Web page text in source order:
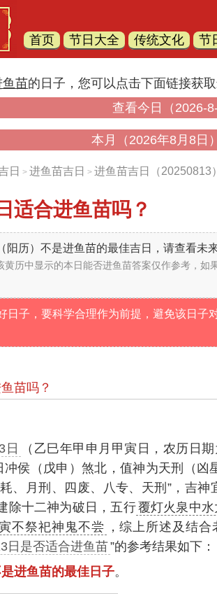
首页 节日大全 传统文化 节
鱼苗的日子，您可以点击下面链接获取
查看今日（2026-
本月（2026年8月8日
日 > 进鱼苗吉日 > 进鱼苗吉日（20250813）
适合进鱼苗吗？
阳历）不是进鱼苗的最佳吉日，请查看未
黄历中显示的本日能否进鱼苗答案仅作参考，如
日子，要科学合理作为前提，避免该日子
苗吗？
日
（乙巳年甲申月甲寅日，农历日
侯（戊申）煞北，值神为天刑（凶
、月刑、四废、八专、天刑”，吉神
除十二神为破日，五行覆灯火泉中
不祭祀神鬼不尝
，综上所述及结
日是否适合进鱼苗”的参考结果如下：
进鱼苗的最佳日子。